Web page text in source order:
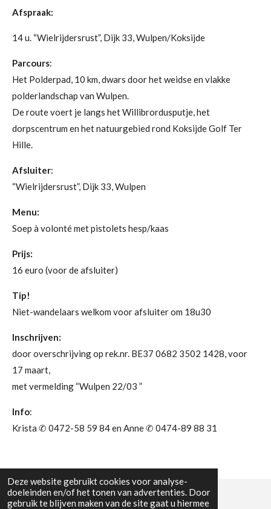
Deze website gebruikt cookies voor analyse-
doeleinden en/of het tonen van advertenties. Door
gebruik te blijven maken van de site gaat u hiermee
Afspraak:
14 u. “Wielrijdersrust”, Dijk 33, Wulpen/Koksijde
Parcours:
Het Polderpad, 10 km, dwars door het weidse en vlakke
polderlandschap van Wulpen.
De route voert je langs het Willibrordusputje, het
dorpscentrum en het natuurgebied rond Koksijde Golf Ter
Hille.
Afsluiter:
“Wielrijdersrust”, Dijk 33, Wulpen
Menu:
Soep à volonté met pistolets hesp/kaas
Prijs:
16 euro (voor de afsluiter)
Tip!
Niet-wandelaars welkom voor afsluiter om 18u30
Inschrijven:
door overschrijving op rek.nr. BE37 0682 3502 1428, voor
17 maart,
met vermelding “Wulpen 22/03 ”
Info:
Krista ✆ 0472-58 59 84 en Anne ✆ 0474-89 88 31